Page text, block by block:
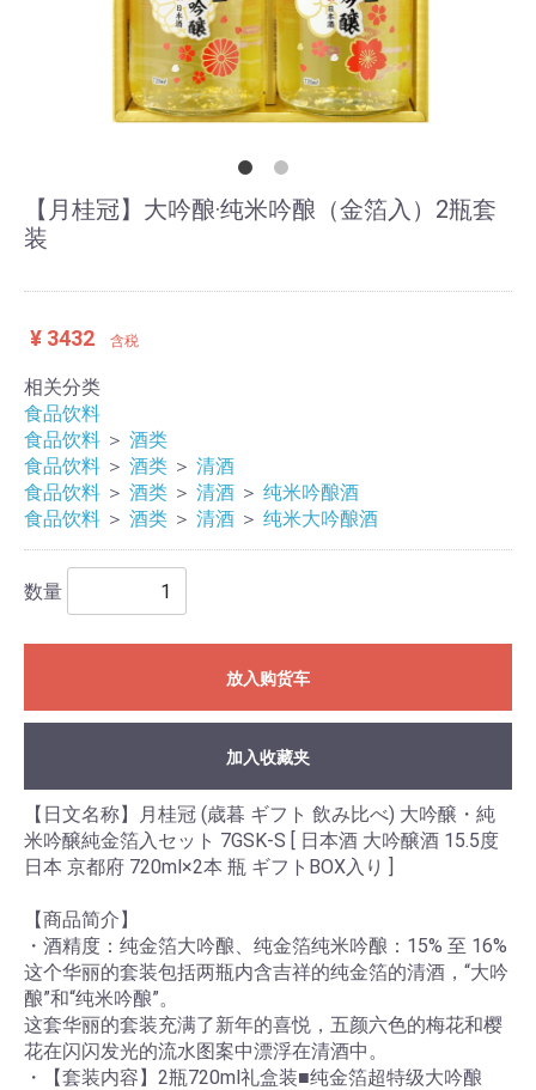
【月桂冠】大吟酿·纯米吟酿（金箔入）2瓶套
装
¥ 3432 含税
相关分类
食品饮料
食品饮料 ＞ 酒类
食品饮料 ＞ 酒类 ＞ 清酒
食品饮料 ＞ 酒类 ＞ 清酒 ＞ 纯米吟酿酒
食品饮料 ＞ 酒类 ＞ 清酒 ＞ 纯米大吟酿酒
数量
放入购货车
加入收藏夹
【日文名称】月桂冠 (歳暮 ギフト 飲み比べ) 大吟醸・純
米吟醸純金箔入セット 7GSK-S [ 日本酒 大吟醸酒 15.5度
日本 京都府 720ml×2本 瓶 ギフトBOX入り ]
【商品简介】
・酒精度：纯金箔大吟酿、纯金箔纯米吟酿：15% 至 16%
这个华丽的套装包括两瓶内含吉祥的纯金箔的清酒，“大吟
酿”和“纯米吟酿”。
这套华丽的套装充满了新年的喜悦，五颜六色的梅花和樱
花在闪闪发光的流水图案中漂浮在清酒中。
・【套装内容】2瓶720ml礼盒装■纯金箔超特级大吟酿